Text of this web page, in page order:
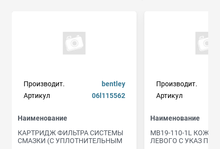
Производит.
bentley
Артикул
06l115562
Наименование
КАРТРИДЖ ФИЛЬТРА СИСТЕМЫ
СМАЗКИ (С УПЛОТНИТЕЛЬНЫМ
Производит.
Артикул
Наименование
MB19-110-1L
ЛЕВОГО С УКАЗ